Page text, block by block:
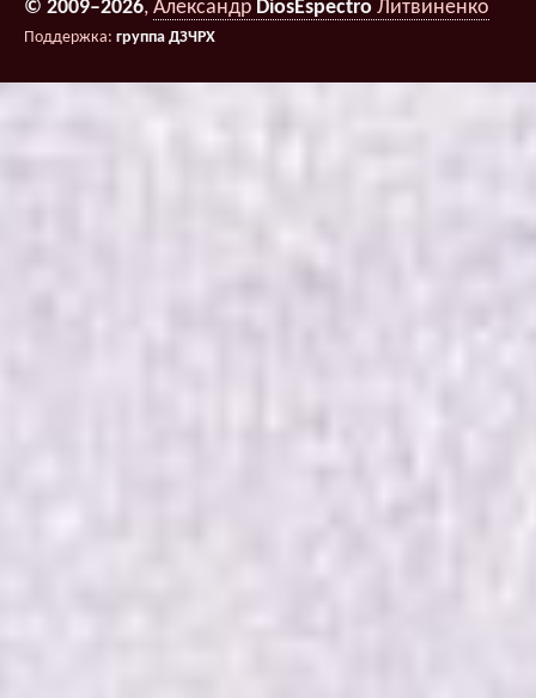
© 2009–2026, Александр DiosEspectro Литвиненко
Поддержка: группа ДЗЧРХ